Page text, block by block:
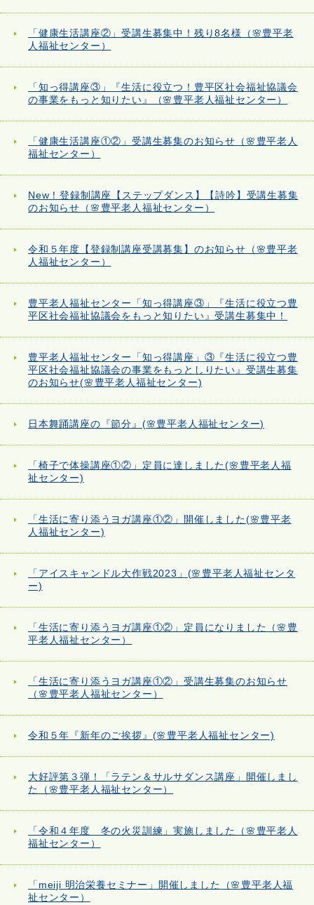
「健康生活講座②」受講生募集中！残り8名様（🌸豊平老
人福祉センター）
「知っ得講座③」『生活に役立つ！豊平区社会福祉協議会
の事業をもっと知りたい』（🌸豊平老人福祉センター）
「健康生活講座①②」受講生募集のお知らせ（🌸豊平老人
福祉センター）
New！登録制講座【ステップダンス】【詩吟】受講生募集
のお知らせ（🌸豊平老人福祉センター）
令和５年度【登録制講座受講募集】のお知らせ（🌸豊平老
人福祉センター）
豊平老人福祉センター「知っ得講座③」『生活に役立つ豊
平区社会福祉協議会をもっと知りたい』受講生募集中！
豊平老人福祉センター「知っ得講座」③『生活に役立つ豊
平区社会福祉協議会の事業をもっとしりたい』受講生募集
のお知らせ(🌸豊平老人福祉センター)
日本舞踊講座の『節分』(🌸豊平老人福祉センター)
「椅子で体操講座①②」定員に達しました(🌸豊平老人福
祉センター)
「生活に寄り添うヨガ講座①②」開催しました(🌸豊平老
人福祉センター)
「アイスキャンドル大作戦2023」(🌸豊平老人福祉センタ
ー)
「生活に寄り添うヨガ講座①②」定員になりました（🌸豊
平老人福祉センター）
「生活に寄り添うヨガ講座①②」受講生募集のお知らせ
（🌸豊平老人福祉センター）
令和５年『新年のご挨拶』(🌸豊平老人福祉センター)
大好評第３弾！「ラテン＆サルサダンス講座」開催しまし
た（🌸豊平老人福祉センター）
「令和４年度 冬の火災訓練」実施しました（🌸豊平老人
福祉センター）
「meiji 明治栄養セミナー」開催しました（🌸豊平老人福
祉センター）